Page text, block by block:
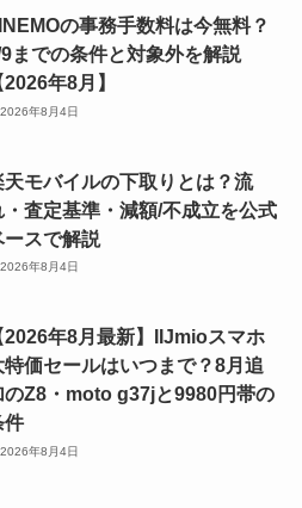
の事務手数料は今無料？
までの条件と対象外を解説
2026年8月】
2026年8月4日
天モバイルの下取りとは？流
・査定基準・減額/不成立を公式
ースで解説
2026年8月4日
2026年8月最新】IIJmioスマホ
特価セールはいつまで？8月追
のZ8・moto g37jと9980円帯の
件
2026年8月4日